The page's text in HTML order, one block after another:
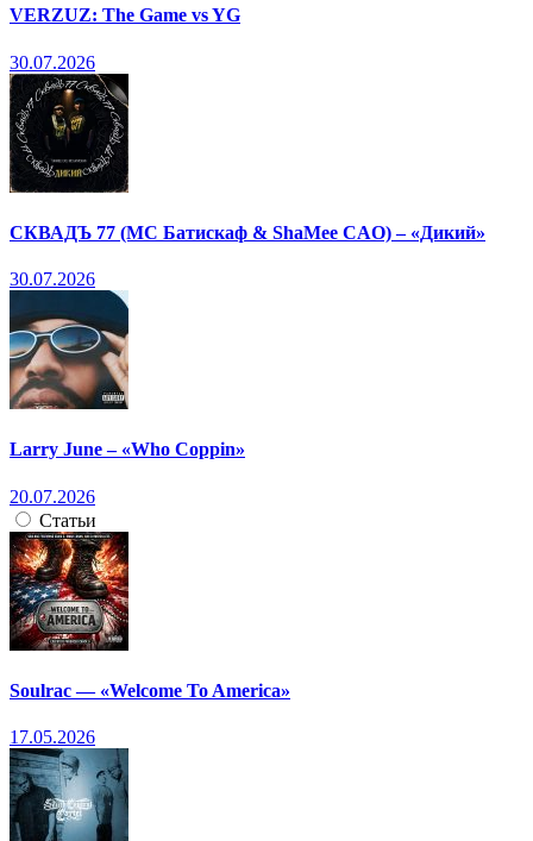
VERZUZ: The Game vs YG
30.07.2026
СКВАДЪ 77 (МС Батискаф & ShaMee CAO) – «Дикий»
30.07.2026
Larry June – «Who Coppin»
20.07.2026
Статьи
Soulrac — «Welcome To America»
17.05.2026